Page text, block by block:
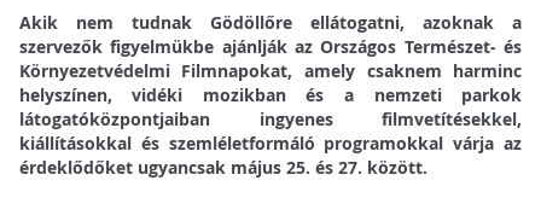
Akik nem tudnak Gödöllőre ellátogatni, azoknak a
szervezők figyelmükbe ajánlják az Országos Természet- és
Környezetvédelmi Filmnapokat, amely csaknem harminc
helyszínen, vidéki mozikban és a nemzeti parkok
látogatóközpontjaiban ingyenes filmvetítésekkel,
kiállításokkal és szemléletformáló programokkal várja az
érdeklődőket ugyancsak május 25. és 27. között.